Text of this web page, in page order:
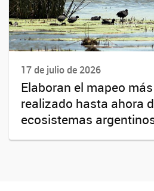
17 de julio de 2026
Elaboran el mapeo
realizado hasta ahora
ecosistemas